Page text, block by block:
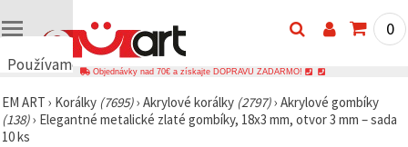
Používame
🍪
Používame
cookies a
0
Objednávky nad 70€ a získajte DOPRAVU ZADARMO!
EM ART › Korálky (7695)› Akrylové korálky (2797)› Akrylové gombíky
(138)› Elegantné metalické zlaté gombíky, 18x3 mm, otvor 3 mm – sada
10 ks